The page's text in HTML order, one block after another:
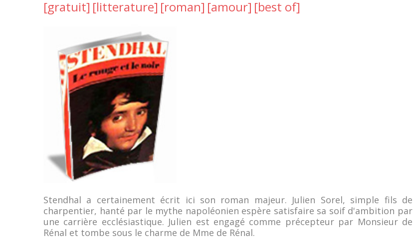
[gratuit] [litterature] [roman] [amour] [best of]
Stendhal a certainement écrit ici son roman majeur. Julien Sorel, simple fils de
charpentier, hanté par le mythe napoléonien espère satisfaire sa soif d'ambition par
une carrière ecclésiastique. Julien est engagé comme précepteur par Monsieur de
Rénal et tombe sous le charme de Mme de Rénal.